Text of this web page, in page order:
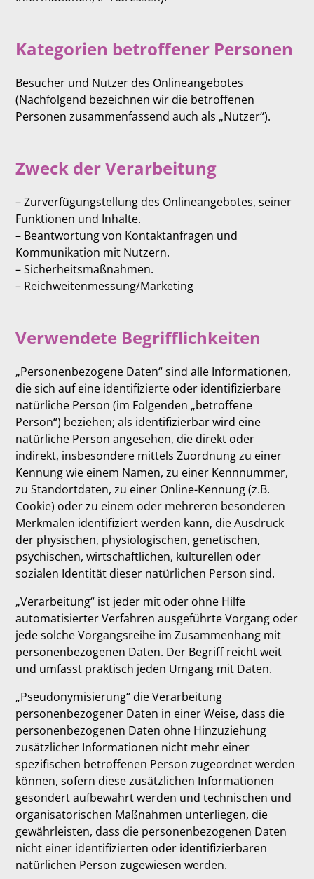
Kategorien betroffener Personen
Besucher und Nutzer des Onlineangebotes
(Nachfolgend bezeichnen wir die betroffenen
Personen zusammenfassend auch als „Nutzer“).
Zweck der Verarbeitung
– Zurverfügungstellung des Onlineangebotes, seiner
Funktionen und Inhalte.
– Beantwortung von Kontaktanfragen und
Kommunikation mit Nutzern.
– Sicherheitsmaßnahmen.
– Reichweitenmessung/Marketing
Verwendete Begrifflichkeiten
„Personenbezogene Daten“ sind alle Informationen,
die sich auf eine identifizierte oder identifizierbare
natürliche Person (im Folgenden „betroffene
Person“) beziehen; als identifizierbar wird eine
natürliche Person angesehen, die direkt oder
indirekt, insbesondere mittels Zuordnung zu einer
Kennung wie einem Namen, zu einer Kennnummer,
zu Standortdaten, zu einer Online-Kennung (z.B.
Cookie) oder zu einem oder mehreren besonderen
Merkmalen identifiziert werden kann, die Ausdruck
der physischen, physiologischen, genetischen,
psychischen, wirtschaftlichen, kulturellen oder
sozialen Identität dieser natürlichen Person sind.
„Verarbeitung“ ist jeder mit oder ohne Hilfe
automatisierter Verfahren ausgeführte Vorgang oder
jede solche Vorgangsreihe im Zusammenhang mit
personenbezogenen Daten. Der Begriff reicht weit
und umfasst praktisch jeden Umgang mit Daten.
„Pseudonymisierung“ die Verarbeitung
personenbezogener Daten in einer Weise, dass die
personenbezogenen Daten ohne Hinzuziehung
zusätzlicher Informationen nicht mehr einer
spezifischen betroffenen Person zugeordnet werden
können, sofern diese zusätzlichen Informationen
gesondert aufbewahrt werden und technischen und
organisatorischen Maßnahmen unterliegen, die
gewährleisten, dass die personenbezogenen Daten
nicht einer identifizierten oder identifizierbaren
natürlichen Person zugewiesen werden.